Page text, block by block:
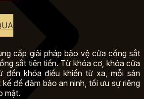
cấp giải pháp bảo vệ cửa cổng sắt
sắt tiên tiến. Từ khóa cơ, khóa cửa
đến khóa điều khiển từ xa, mỗi sản
để đảm bảo an ninh, tối ưu sự riêng
mật.